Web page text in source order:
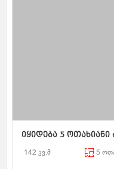
იყიდება 5 ოთახიანი
142 კვ.მ 5